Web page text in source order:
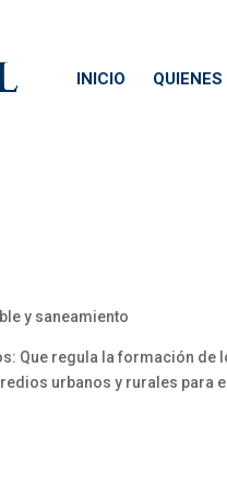
INICIO
y saneamiento
Que regula la formación
urbanos y rurales para